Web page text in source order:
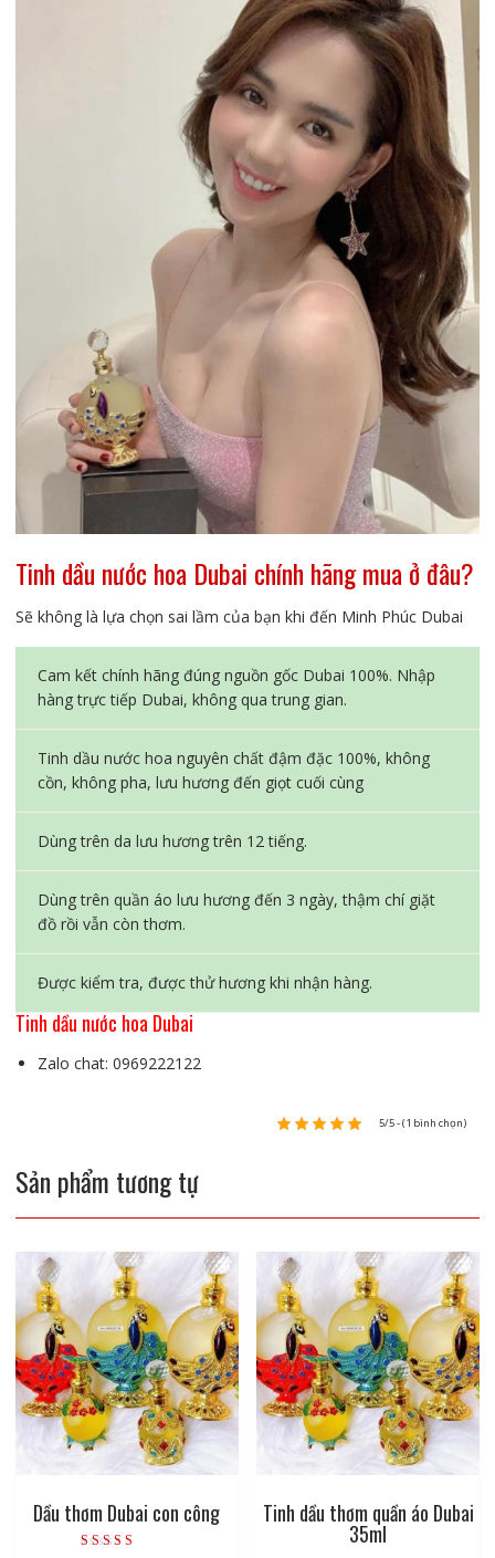
Tinh dầu nước hoa Dubai chính hãng mua ở đâu?
Sẽ không là lựa chọn sai lầm của bạn khi đến Minh Phúc Dubai
Cam kết chính hãng đúng nguồn gốc Dubai 100%. Nhập
hàng trực tiếp Dubai, không qua trung gian.
Tinh dầu nước hoa nguyên chất đậm đặc 100%, không
cồn, không pha, lưu hương đến giọt cuối cùng
Dùng trên da lưu hương trên 12 tiếng.
Dùng trên quần áo lưu hương đến 3 ngày, thậm chí giặt
đồ rồi vẫn còn thơm.
Được kiểm tra, được thử hương khi nhận hàng.
Tinh dầu nước hoa Dubai
Zalo chat: 0969222122
5/5 - (1 bình chọn)
Sản phẩm tương tự
Dầu thơm Dubai con công Tinh dầu thơm quần áo Dubai
35ml